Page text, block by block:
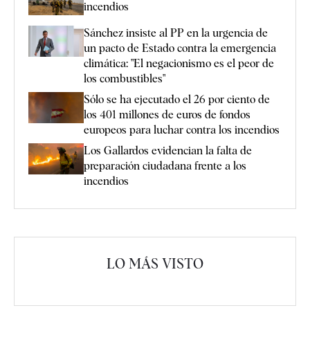
incendios
Sánchez insiste al PP en la urgencia de
un pacto de Estado contra la emergencia
climática: "El negacionismo es el peor de
los combustibles"
Sólo se ha ejecutado el 26 por ciento de
los 401 millones de euros de fondos
europeos para luchar contra los incendios
Los Gallardos evidencian la falta de
preparación ciudadana frente a los
incendios
LO MÁS VISTO